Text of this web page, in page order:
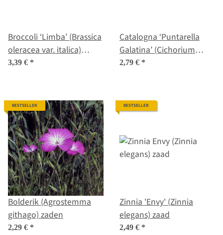
Broccoli ‘Limba’ (Brassica
oleracea var. italica)
biologisch zaad
3,39 € *
Catalogna ‘Puntarella
Galatina’ (Cichorium
intybus var. foliosum)
2,79 € *
BESTSELLER
Bolderik (Agrostemma
githago) zaden
2,29 € *
BESTSELLER
Zinnia 'Envy' (Zinnia
elegans) zaad
2,49 € *